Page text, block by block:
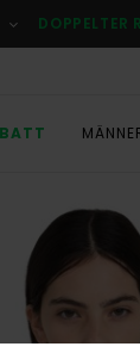
DOPPELTER